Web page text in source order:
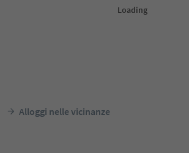
Alloggi nelle vicinanze